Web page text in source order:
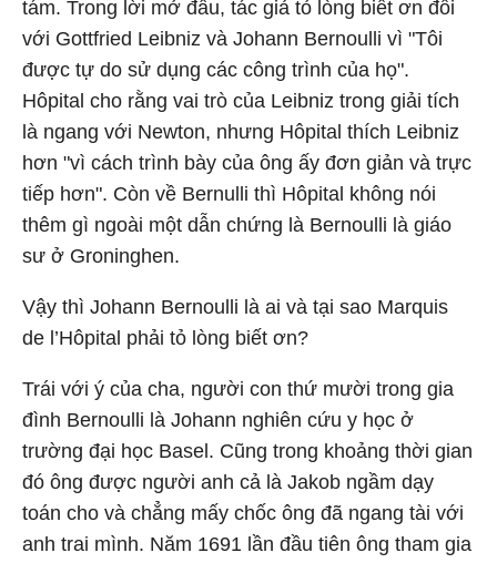
tám. Trong lời mở đầu, tác giả tỏ lòng biết ơn đối
với Gottfried Leibniz và Johann Bernoulli vì "Tôi
được tự do sử dụng các công trình của họ".
Hôpital cho rằng vai trò của Leibniz trong giải tích
là ngang với Newton, nhưng Hôpital thích Leibniz
hơn "vì cách trình bày của ông ấy đơn giản và trực
tiếp hơn". Còn về Bernulli thì Hôpital không nói
thêm gì ngoài một dẫn chứng là Bernoulli là giáo
sư ở Groninghen.
Vậy thì Johann Bernoulli là ai và tại sao Marquis
de l’Hôpital phải tỏ lòng biết ơn?
Trái với ý của cha, người con thứ mười trong gia
đình Bernoulli là Johann nghiên cứu y học ở
trường đại học Basel. Cũng trong khoảng thời gian
đó ông được người anh cả là Jakob ngầm dạy
toán cho và chẳng mấy chốc ông đã ngang tài với
anh trai mình. Năm 1691 lần đầu tiên ông tham gia